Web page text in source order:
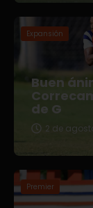
Expansión
Buen
de G
2 de
Premier